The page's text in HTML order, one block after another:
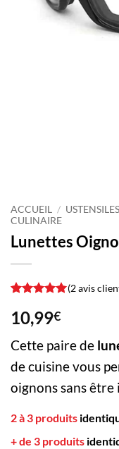
ACCUEIL /
CULINAIRE
Lunettes
5 basé sur
notations
client
(2avis
10,99€
Cette paire de
de cuisine vous
oignons sans
2 à 3 produits
+ de 3 produits